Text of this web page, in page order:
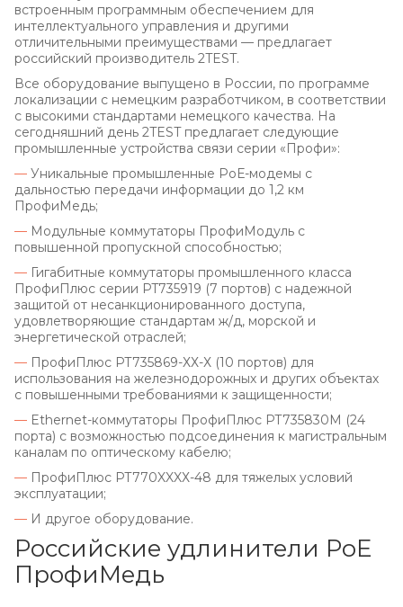
встроенным программным обеспечением для
интеллектуального управления и другими
отличительными преимуществами — предлагает
российский производитель 2TEST.
Все оборудование выпущено в России, по программе
локализации с немецким разработчиком, в соответствии
с высокими стандартами немецкого качества. На
сегодняшний день 2TEST предлагает следующие
промышленные устройства связи серии «Профи»:
— Уникальные промышленные РоЕ-модемы с
дальностью передачи информации до 1,2 км
ПрофиМедь;
— Модульные коммутаторы ПрофиМодуль с
повышенной пропускной способностью;
— Гигабитные коммутаторы промышленного класса
ПрофиПлюс серии PT735919 (7 портов) с надежной
защитой от несанкционированного доступа,
удовлетворяющие стандартам ж/д, морской и
энергетической отраслей;
— ПрофиПлюс РТ735869-ХХ-Х (10 портов) для
использования на железнодорожных и других объектах
с повышенными требованиями к защищенности;
— Ethernet-коммутаторы ПрофиПлюс РТ735830M (24
порта) с возможностью подсоединения к магистральным
каналам по оптическому кабелю;
— ПрофиПлюс РТ770XXXХ-48 для тяжелых условий
эксплуатации;
— И другое оборудование.
Российские удлинители PoE
ПрофиМедь